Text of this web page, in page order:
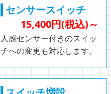
センサースイッチ
15,400円(税込)～
人感センサー付きのスイッ
チへの変更も対応します。